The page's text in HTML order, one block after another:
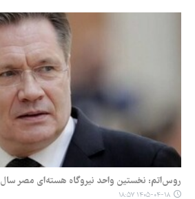
روس‌اتم: نخستین واحد نیروگاه هسته‌ای مصر سال ۲۰۲۸ بهره‌برداری می‌شود
۱۴۰۵-۰۴-۱۸ ۱۸:۵۷